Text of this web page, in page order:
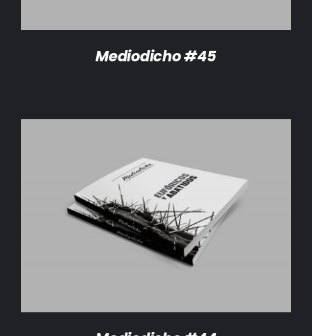
Mediodicho #45
AÑADIR AL CARRITO / DETALLES